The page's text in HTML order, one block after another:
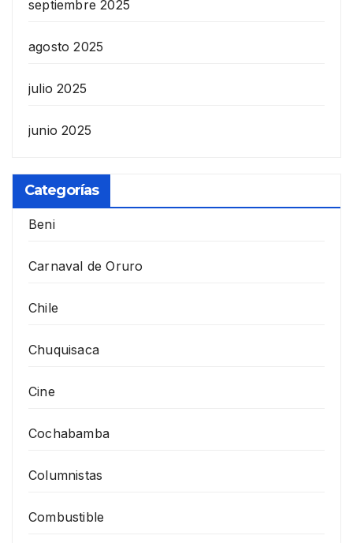
septiembre 2025
agosto 2025
julio 2025
junio 2025
Categorías
Beni
Carnaval de Oruro
Chile
Chuquisaca
Cine
Cochabamba
Columnistas
Combustible